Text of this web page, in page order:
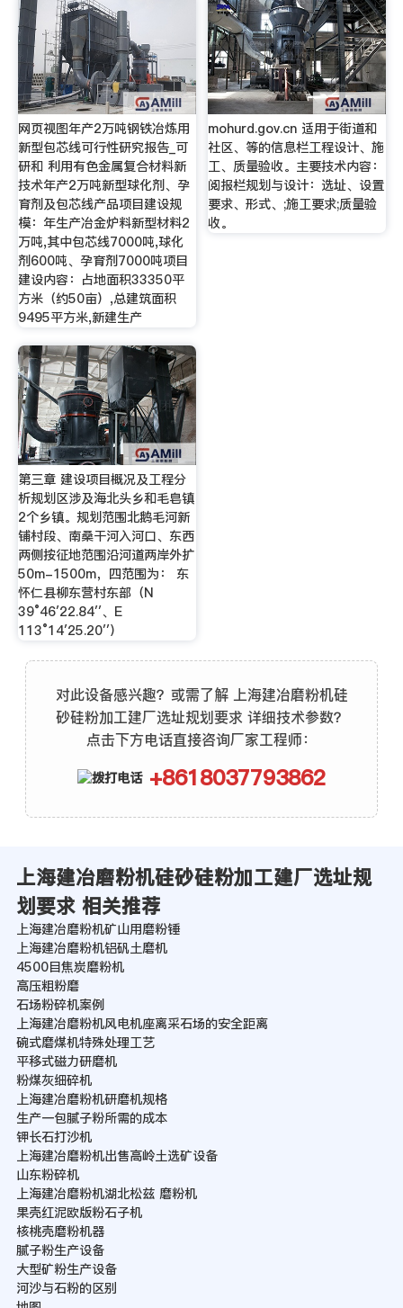
网页视图年产2万吨钢铁冶炼用
新型包芯线可行性研究报告_可
研和 利用有色金属复合材料新
技术年产2万吨新型球化剂、孕
育剂及包芯线产品项目建设规
模：年生产冶金炉料新型材料2
万吨,其中包芯线7000吨,球化
剂600吨、孕育剂7000吨项目
建设内容：占地面积33350平
方米（约50亩）,总建筑面积
9495平方米,新建生产
mohurd.gov.cn 适用于街道和
社区、等的信息栏工程设计、施
工、质量验收。主要技术内容：
阅报栏规划与设计：选址、设置
要求、形式、;施工要求;质量验
收。
第三章 建设项目概况及工程分
析规划区涉及海北头乡和毛皂镇
2个乡镇。规划范围北鹅毛河新
铺村段、南桑干河入河口、东西
两侧按征地范围沿河道两岸外扩
50m-1500m，四范围为： 东
怀仁县柳东营村东部（N
39°46′22.84′′、E
113°14′25.20′′）
对此设备感兴趣？或需了解 上海建冶磨粉机硅
砂硅粉加工建厂选址规划要求 详细技术参数？
点击下方电话直接咨询厂家工程师：
+8618037793862
上海建冶磨粉机硅砂硅粉加工建厂选址规
划要求 相关推荐
上海建冶磨粉机矿山用磨粉锤
上海建冶磨粉机铝矾土磨机
4500目焦炭磨粉机
高压粗粉磨
石场粉碎机案例
上海建冶磨粉机风电机座离采石场的安全距离
碗式磨煤机特殊处理工艺
平移式磁力研磨机
粉煤灰细碎机
上海建冶磨粉机研磨机规格
生产一包腻子粉所需的成本
钾长石打沙机
上海建冶磨粉机出售高岭土选矿设备
山东粉碎机
上海建冶磨粉机湖北松兹 磨粉机
果壳红泥欧版粉石子机
核桃壳磨粉机器
腻子粉生产设备
大型矿粉生产设备
河沙与石粉的区别